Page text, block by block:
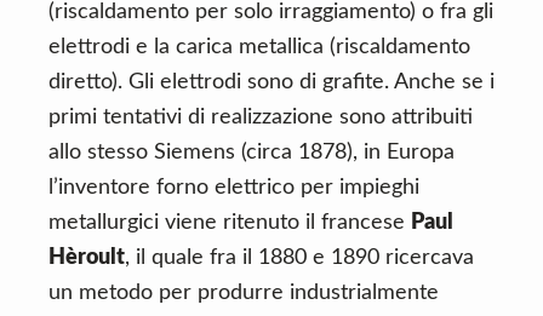
(riscaldamento per solo irraggiamento) o fra gli
elettrodi e la carica metallica (riscaldamento
diretto). Gli elettrodi sono di grafite. Anche se i
primi tentativi di realizzazione sono attribuiti
allo stesso Siemens (circa 1878), in Europa
l’inventore forno elettrico per impieghi
metallurgici viene ritenuto il francese Paul
Hèroult, il quale fra il 1880 e 1890 ricercava
un metodo per produrre industrialmente